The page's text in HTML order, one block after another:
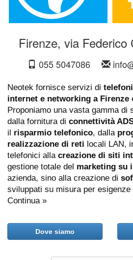
Firenze, via Federico
055 5047086
Neotek fornisce servizi di
internet e networking a Firenze
Proponiamo una vasta gamma di
dalla fornitura di connettività
il risparmio telefonico, dalla
realizzazione di reti locali LAN,
telefonici alla creazione di siti
gestione totale del marketing su
azienda, sino alla creazione di
sviluppati su misura per esigenze
Continua »
Dove siamo